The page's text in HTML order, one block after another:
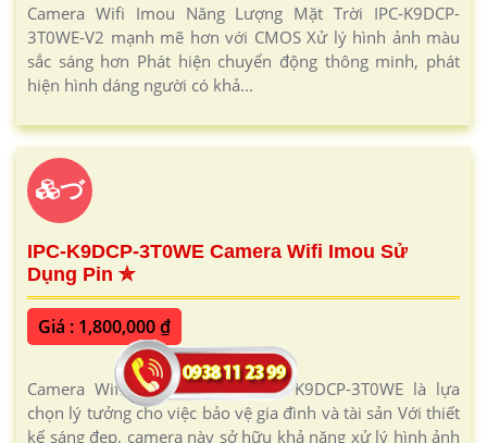
Camera Wifi Imou Năng Lượng Mặt Trời IPC-K9DCP-
3T0WE-V2 mạnh mẽ hơn với CMOS Xử lý hình ảnh màu
sắc sáng hơn Phát hiện chuyển động thông minh, phát
hiện hình dáng người có khả...
づ
IPC-K9DCP-3T0WE Camera Wifi Imou Sử
Dụng Pin ✮
Giá : 1,800,000 ₫
Camera Wifi Imou Dùng Pin IPC-K9DCP-3T0WE là lựa
chọn lý tưởng cho việc bảo vệ gia đình và tài sản Với thiết
kế sáng đẹp, camera này sở hữu khả năng xử lý hình ảnh